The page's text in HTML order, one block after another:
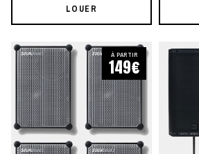
LOUER
À PARTIR
149€